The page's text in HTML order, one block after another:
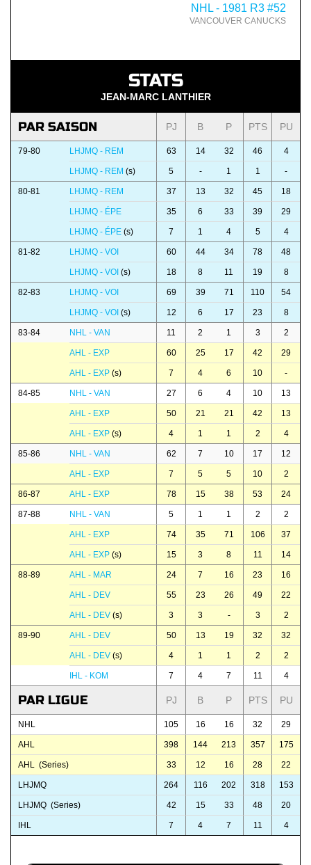
NHL - 1981 R3 #52
VANCOUVER CANUCKS
STATS
JEAN-MARC LANTHIER
PAR SAISON PJ B P PTS PU
79-80 LHJMQ - REM 63 14 32 46 4
LHJMQ - REM (s) 5 - 1 1 -
80-81 LHJMQ - REM 37 13 32 45 18
LHJMQ - ÉPE 35 6 33 39 29
LHJMQ - ÉPE (s) 7 1 4 5 4
81-82 LHJMQ - VOI 60 44 34 78 48
LHJMQ - VOI (s) 18 8 11 19 8
82-83 LHJMQ - VOI 69 39 71 110 54
LHJMQ - VOI (s) 12 6 17 23 8
83-84 NHL - VAN 11 2 1 3 2
AHL - EXP 60 25 17 42 29
AHL - EXP (s) 7 4 6 10 -
84-85 NHL - VAN 27 6 4 10 13
AHL - EXP 50 21 21 42 13
AHL - EXP (s) 4 1 1 2 4
85-86 NHL - VAN 62 7 10 17 12
AHL - EXP 7 5 5 10 2
86-87 AHL - EXP 78 15 38 53 24
87-88 NHL - VAN 5 1 1 2 2
AHL - EXP 74 35 71 106 37
AHL - EXP (s) 15 3 8 11 14
88-89 AHL - MAR 24 7 16 23 16
AHL - DEV 55 23 26 49 22
AHL - DEV (s) 3 3 - 3 2
89-90 AHL - DEV 50 13 19 32 32
AHL - DEV (s) 4 1 1 2 2
IHL - KOM 7 4 7 11 4
PAR LIGUE PJ B P PTS PU
NHL 105 16 16 32 29
AHL 398 144 213 357 175
AHL (Series) 33 12 16 28 22
LHJMQ 264 116 202 318 153
LHJMQ (Series) 42 15 33 48 20
IHL 7 4 7 11 4